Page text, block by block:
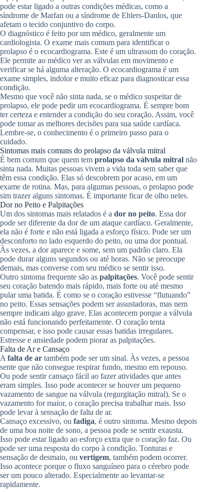
pode estar ligado a outras condições médicas, como a
síndrome de Marfan ou a síndrome de Ehlers-Danlos, que
afetam o tecido conjuntivo do corpo.
O diagnóstico é feito por um médico, geralmente um
cardiologista. O exame mais comum para identificar o
prolapso é o ecocardiograma. Este é um ultrassom do coração.
Ele permite ao médico ver as válvulas em movimento e
verificar se há alguma alteração. O ecocardiograma é um
exame simples, indolor e muito eficaz para diagnosticar essa
condição.
Mesmo que você não sinta nada, se o médico suspeitar de
prolapso, ele pode pedir um ecocardiograma. É sempre bom
ter certeza e entender a condição do seu coração. Assim, você
pode tomar as melhores decisões para sua saúde cardíaca.
Lembre-se, o conhecimento é o primeiro passo para o
cuidado.
Sintomas mais comuns do prolapso da válvula mitral
É bem comum que quem tem prolapso da válvula mitral não
sinta nada. Muitas pessoas vivem a vida toda sem saber que
têm essa condição. Elas só descobrem por acaso, em um
exame de rotina. Mas, para algumas pessoas, o prolapso pode
sim trazer alguns sintomas. É importante ficar de olho neles.
Dor no Peito e Palpitações
Um dos sintomas mais relatados é a dor no peito. Essa dor
pode ser diferente da dor de um ataque cardíaco. Geralmente,
ela não é forte e não está ligada a esforço físico. Pode ser um
desconforto no lado esquerdo do peito, ou uma dor pontual.
Às vezes, a dor aparece e some, sem um padrão claro. Ela
pode durar alguns segundos ou até horas. Não se preocupe
demais, mas converse com seu médico se sentir isso.
Outro sintoma frequente são as palpitações. Você pode sentir
seu coração batendo mais rápido, mais forte ou até mesmo
pular uma batida. É como se o coração estivesse “flutuando”
no peito. Essas sensações podem ser assustadoras, mas nem
sempre indicam algo grave. Elas acontecem porque a válvula
não está funcionando perfeitamente. O coração tenta
compensar, e isso pode causar essas batidas irregulares.
Estresse e ansiedade podem piorar as palpitações.
Falta de Ar e Cansaço
A falta de ar também pode ser um sinal. Às vezes, a pessoa
sente que não consegue respirar fundo, mesmo em repouso.
Ou pode sentir cansaço fácil ao fazer atividades que antes
eram simples. Isso pode acontecer se houver um pequeno
vazamento de sangue na válvula (regurgitação mitral). Se o
vazamento for maior, o coração precisa trabalhar mais. Isso
pode levar à sensação de falta de ar.
Cansaço excessivo, ou fadiga, é outro sintoma. Mesmo depois
de uma boa noite de sono, a pessoa pode se sentir exausta.
Isso pode estar ligado ao esforço extra que o coração faz. Ou
pode ser uma resposta do corpo à condição. Tonturas e
sensação de desmaio, ou vertigem, também podem ocorrer.
Isso acontece porque o fluxo sanguíneo para o cérebro pode
ser um pouco alterado. Especialmente ao levantar-se
rapidamente.